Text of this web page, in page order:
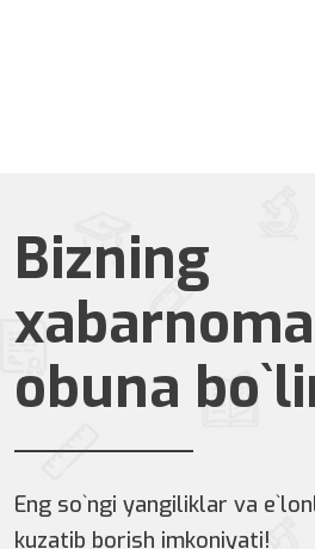
Bizning
obuna
Eng so`ngi yangiliklar va
kuzatib borish imkoniyati!